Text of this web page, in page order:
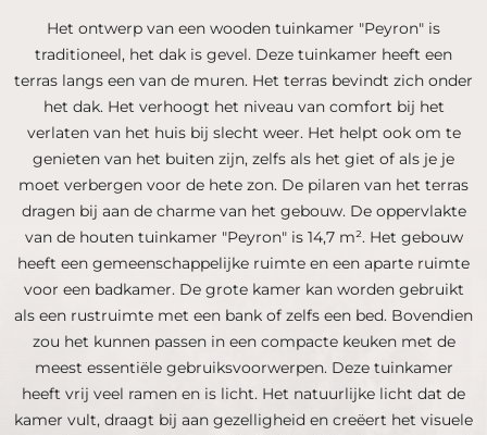
Het ontwerp van een wooden tuinkamer "Peyron" is
traditioneel, het dak is gevel. Deze tuinkamer heeft een
terras langs een van de muren. Het terras bevindt zich onder
het dak. Het verhoogt het niveau van comfort bij het
verlaten van het huis bij slecht weer. Het helpt ook om te
genieten van het buiten zijn, zelfs als het giet of als je je
moet verbergen voor de hete zon. De pilaren van het terras
dragen bij aan de charme van het gebouw. De oppervlakte
van de houten tuinkamer "Peyron" is 14,7 m². Het gebouw
heeft een gemeenschappelijke ruimte en een aparte ruimte
voor een badkamer. De grote kamer kan worden gebruikt
als een rustruimte met een bank of zelfs een bed. Bovendien
zou het kunnen passen in een compacte keuken met de
meest essentiële gebruiksvoorwerpen. Deze tuinkamer
heeft vrij veel ramen en is licht. Het natuurlijke licht dat de
kamer vult, draagt bij aan gezelligheid en creëert het visuele